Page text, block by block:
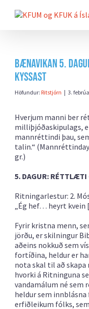
beint
Bænavikan 5.
kyssast
Höfundur: Ritstjórn | 3.
Hverjum manni ber
milliþjóðaskipulags,
mannréttindi þau,
talin.“
gr.)
5. DAGUR: RÉTTLÆTI
Ritningarlestur: 2.
„Ég hef… heyrt kvein
Fyrir kristna menn,
jörðu, er skilningur
aðeins nokkuð sem
fortíðina, heldur er
nota skal til að
hvorki á Ritninguna
vandamálum né sem
heldur sem
erfiðleikum fólks,